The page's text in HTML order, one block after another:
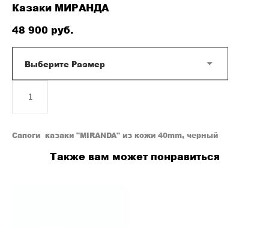
Казаки МИРАНДА
48 900 pуб.
Выберите Размер
Сапоги казаки "MIRANDA" из кожи 40mm, черный
Также вам может понравиться